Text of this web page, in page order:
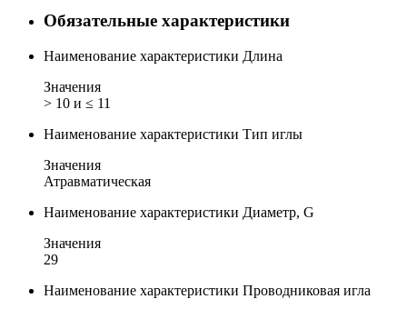
Обязательные характеристики
Наименование характеристики Длина
Значения
> 10 и ≤ 11
Наименование характеристики Тип иглы
Значения
Атравматическая
Наименование характеристики Диаметр, G
Значения
29
Наименование характеристики Проводниковая игла